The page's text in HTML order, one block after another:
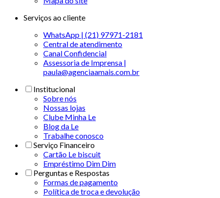
Serviços ao cliente
WhatsApp | (21) 97971-2181
Central de atendimento
Canal Confidencial
Assessoria de Imprensa |
paula@agenciaamais.com.br
Institucional
Sobre nós
Nossas lojas
Clube Minha Le
Blog da Le
Trabalhe conosco
Serviço Financeiro
Cartão Le biscuit
Empréstimo Dim Dim
Perguntas e Respostas
Formas de pagamento
Política de troca e devolução